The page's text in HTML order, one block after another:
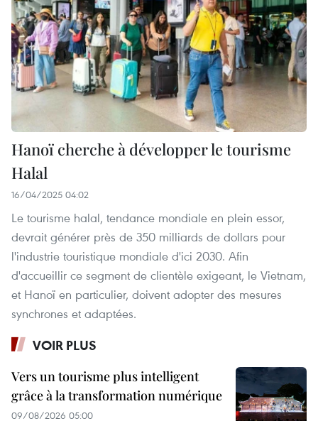
Hanoï cherche à développer le tourisme
Halal
16/04/2025 04:02
Le tourisme halal, tendance mondiale en plein essor,
devrait générer près de 350 milliards de dollars pour
l'industrie touristique mondiale d'ici 2030. Afin
d'accueillir ce segment de clientèle exigeant, le Vietnam,
et Hanoï en particulier, doivent adopter des mesures
synchrones et adaptées.
VOIR PLUS
Vers un tourisme plus intelligent
grâce à la transformation numérique
09/08/2026 05:00